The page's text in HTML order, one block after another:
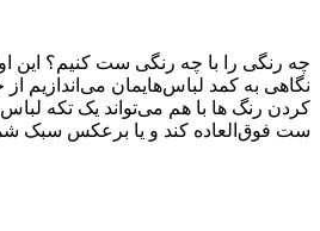
چه رنگی را با چه رنگی ست کنیم؟ این
نگاهی به کمد لباس‌هایمان می‌اندازیم
کردن رنگ ها با هم می‌تواند یک تکه
ست فوق‌العاده کند و یا برعکس سبک